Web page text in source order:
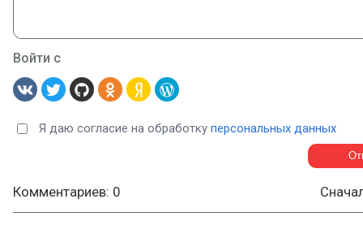
Войти с
Я даю согласие на обработку персональных данных
Комментариев: 0